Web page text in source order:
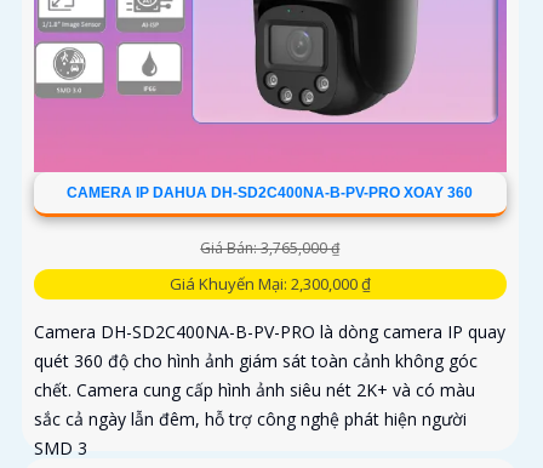
CAMERA IP DAHUA DH-SD2C400NA-B-PV-PRO XOAY 360
Giá Bán: 3,765,000 ₫
Giá Khuyến Mại: 2,300,000 ₫
Camera DH-SD2C400NA-B-PV-PRO là dòng camera IP quay
quét 360 độ cho hình ảnh giám sát toàn cảnh không góc
chết. Camera cung cấp hình ảnh siêu nét 2K+ và có màu
sắc cả ngày lẫn đêm, hỗ trợ công nghệ phát hiện người
SMD 3